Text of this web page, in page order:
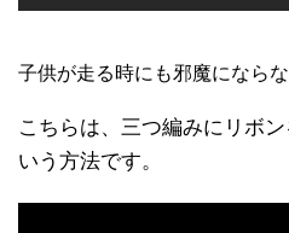
子供が走る時にも邪魔にならな
こちらは、三つ編みにリボ
いう方法です。